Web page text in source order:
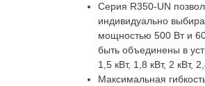
Серия R350-UN
индивидуально
мощностью 500 Вт и
быть объединены в
1,5 кВт, 1,8 кВт, 2 кВт,
Максимальная